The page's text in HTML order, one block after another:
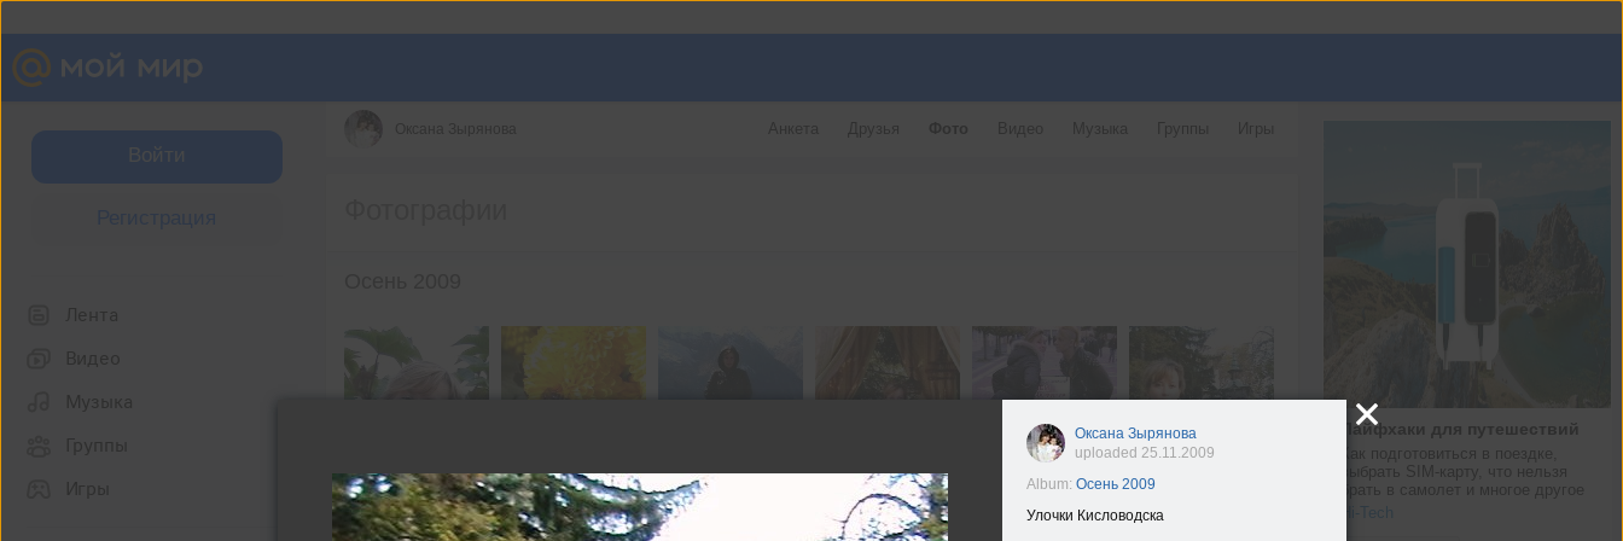
Войти
Лента
Видео
Музыка
Группы
Игры
Оксана Зырянова Анкета Друзья Фото Видео Музыка Группы Игры
Лайфхаки для путешествий
Как подготовиться в поездке,
выбрать SIM-карту, что нельзя
брать в самолет и многое другое
Hi-Tech
Оксана Зырянова
uploaded 25.11.2009
Album: Осень 2009
Улочки Кисловодска